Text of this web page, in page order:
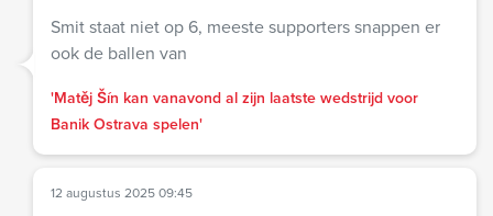
Smit staat niet op 6, meeste supporters snappen er
ook de ballen van
'Matěj Šín kan vanavond al zijn laatste wedstrijd voor
Banik Ostrava spelen'
12 augustus 2025 09:45